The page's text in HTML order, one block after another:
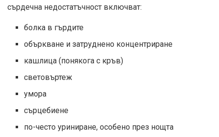
сърдечна недостатъчност включват:
болка в гърдите
объркване и затруднено концентриране
кашлица (понякога с кръв)
световъртеж
умора
сърцебиене
по-често уриниране, особено през нощта